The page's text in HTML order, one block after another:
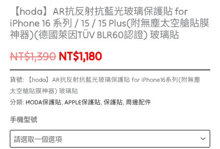
【hoda】AR抗反射抗藍光玻璃保護貼 for
iPhone 16 系列 / 15 / 15 Plus(附無塵太空艙貼膜
神器)(德國萊因TÜV BLR60認證) 玻璃貼
NT$1,390 NT$1,180
貨號:
【hoda】AR抗反射抗藍光玻璃保護貼 for iPhone16系列(附無塵
太空艙貼膜神器) 玻璃貼
分類: HODA保護貼, APPLE保護貼, 保護貼, 周邊配件
手機型號
器)
(德
國
萊
因
TÜV
BLR60
認
證)
玻
璃